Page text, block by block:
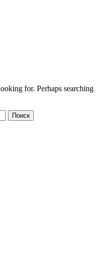
for. Perhaps searching